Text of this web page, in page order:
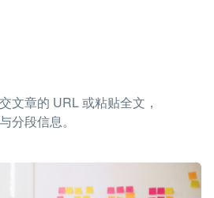
文章的 URL 或粘贴全文，
分段信息。